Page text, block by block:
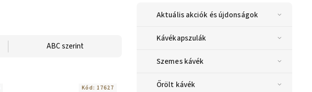
Aktuális akciók és újdonságok
Kávékapszulák
Szemes kávék
Őrölt kávék
ABC szerint
Kód: 17627